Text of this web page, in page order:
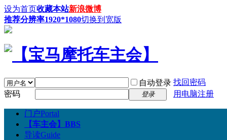
设为首页收藏本站新浪微博
推荐分辨率1920*1080切换到宽版
自动登录 找回密码
密码
登录 用电脑注册
门户Portal
【车主会】 BBS
导读Guide